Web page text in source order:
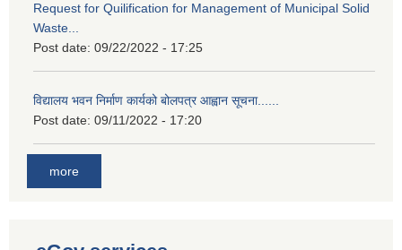
Request for Quilification for Management of Municipal Solid
Waste...
Post date: 09/22/2022 - 17:25
विद्यालय भवन निर्माण कार्यको बोलपत्र आह्वान सूचना......
Post date: 09/11/2022 - 17:20
more